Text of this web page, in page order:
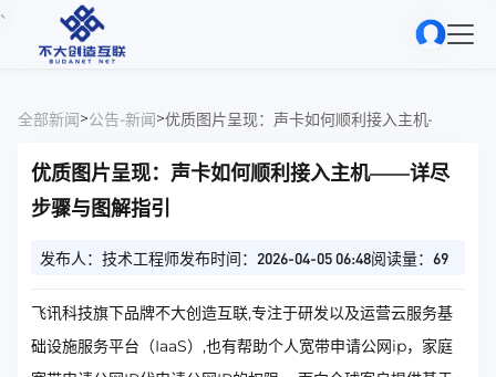
、
全部新闻>公告-新闻>优质图片呈现：声卡如何顺利接入主机——详尽
优质图片呈现：声卡如何顺利接入主机——详尽
步骤与图解指引
发布人：技术工程师发布时间：2026-04-05 06:48阅读量：69
飞讯科技旗下品牌不大创造互联,专注于研发以及运营云服务基
础设施服务平台（IaaS）,也有帮助个人宽带申请公网ip，家庭